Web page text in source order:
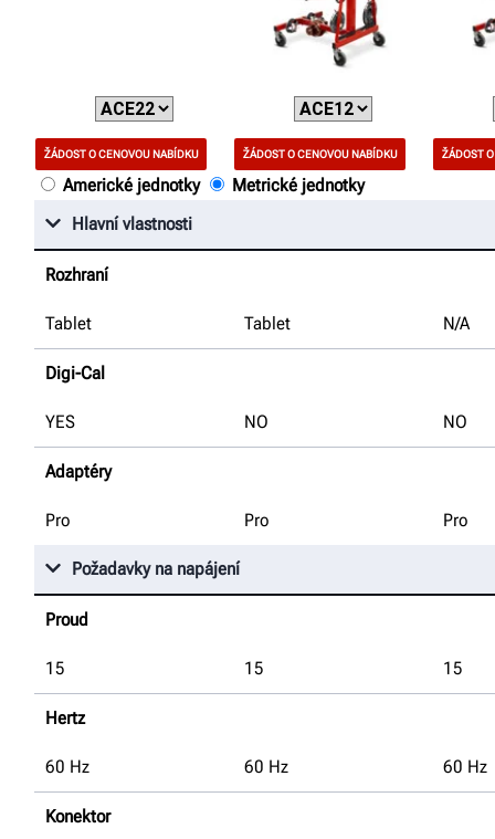
ŽÁDOST O CENOVOU NABÍDKU ŽÁDOST O CENOVOU NABÍDKU ŽÁDOST
Americké jednotky
Metrické jednotky
Hlavní vlastnosti
Rozhraní
Tablet Tablet N/A
Digi-Cal
YES NO NO
Adaptéry
Pro Pro Pro
Požadavky na napájení
Proud
15 15 15
Hertz
60 Hz 60 Hz 60 Hz
Konektor